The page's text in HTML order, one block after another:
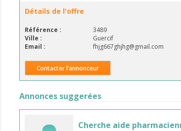
Détails de l'offre
Référence : 3489
Ville :
Guercif
Email :
fhjg667ghjhg@gmail.com
Contacter l’annonceur
Annonces suggerées
Cherche aide